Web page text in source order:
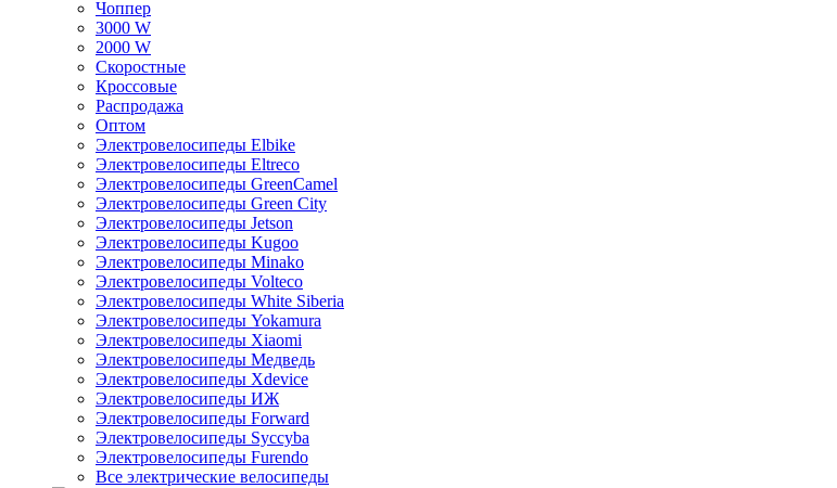
Чоппер
3000 W
2000 W
Скоростные
Кроссовые
Распродажа
Оптом
Электровелосипеды Elbike
Электровелосипеды Eltreco
Электровелосипеды GreenCamel
Электровелосипеды Green City
Электровелосипеды Jetson
Электровелосипеды Kugoo
Электровелосипеды Minako
Электровелосипеды Volteco
Электровелосипеды White Siberia
Электровелосипеды Yokamura
Электровелосипеды Xiaomi
Электровелосипеды Медведь
Электровелосипеды Xdevice
Электровелосипеды ИЖ
Электровелосипеды Forward
Электровелосипеды Syccyba
Электровелосипеды Furendo
Все электрические велосипеды